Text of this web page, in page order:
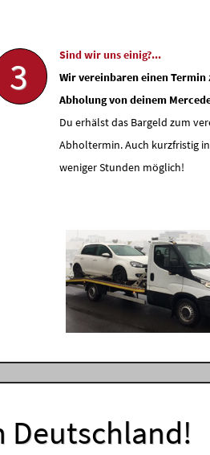
3
Sind wir uns einig?...
Wir vereinbaren einen Termin
Abholung von deinem
Du erhälst das Bargeld zum
Abholtermin. Auch kurzfristig
weniger Stunden möglich!
Deutschland!